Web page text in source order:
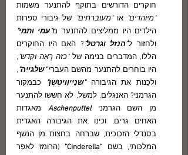
חוקרים הדורשים בתוקף להתנער משמות
"מיוהדים" או "מעוברתים"
הילדים היו ממליצים להתנער מ"עמי ותמי"
ולחזור ל"הנזל וגרטל"
הללו, המדברים בנימה של "כזה רְאֵה וקַדש"
היו בוחרים להתנער מהשם העברי "שלגייה"
ולכַנות את הגיבורה "שנֵייוִויטְשֶׁן"
הגרמני? האנגלים
מן השם הגרמני Aschenputtel
האחים גרים
המלכותי, בשם "Cinderell
a"